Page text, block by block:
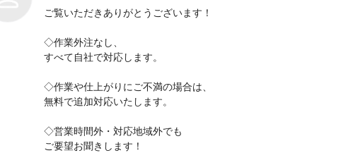
ご覧いただきありがとうございます！
◇作業外注なし、
すべて自社で対応します。
◇作業や仕上がりにご不満の場合は、
無料で追加対応いたします。
◇営業時間外・対応地域外でも
ご要望お聞きします！